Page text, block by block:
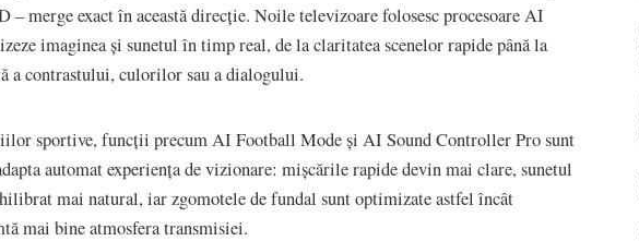
merge exact în această direcție. Noile televizoare folosesc procesoare AI
imaginea și sunetul în timp real, de la claritatea scenelor rapide până la
a contrastului, culorilor sau a dialogului.
sportive, funcții precum AI Football Mode și AI Sound Controller Pro sunt
automat experiența de vizionare: mișcările rapide devin mai clare, sunetul
mai natural, iar zgomotele de fundal sunt optimizate astfel încât
mai bine atmosfera transmisiei.